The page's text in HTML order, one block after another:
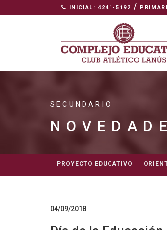
INICIAL: 4241-5192 /
SECUNDARIO
PROYECTO EDUCATIVO
04/09/2018